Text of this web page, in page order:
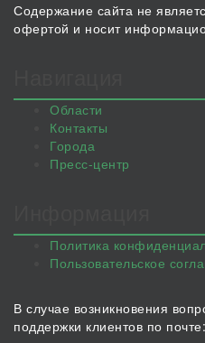
Содержание сайта не
офертой и носит
Области
Контакты
Города
Пресс-центр
Политика
Пользовательское
В случае возникновения
поддержки клиентов по почте: